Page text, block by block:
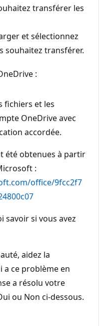
transférer les
et sélectionnez
souhaitez transférer.
:
fichiers et les
OneDrive avec
accordée.
été obtenues à partir
:
office/9fcc2f7
savoir si vous avez
aidez la
a ce problème en
a résolu votre
ou Non ci-dessous.